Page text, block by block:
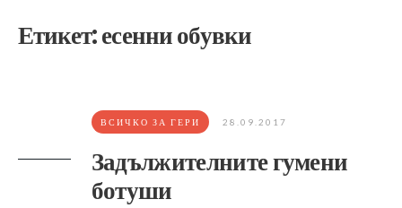
Етикет:есенни обувки
ВСИЧКО ЗА ГЕРИ 28.09.2017
Задължителните гумени
ботуши